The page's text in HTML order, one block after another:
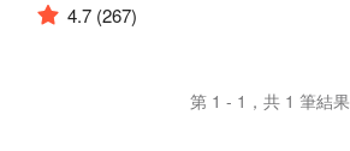
4.7 (267)
第 1 - 1，共 1 筆結果